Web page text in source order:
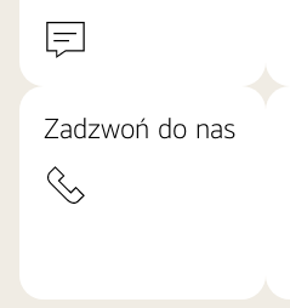
Zadzwoń do nas